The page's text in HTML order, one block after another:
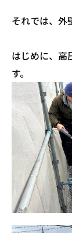
それでは、外
はじめに、高
す。